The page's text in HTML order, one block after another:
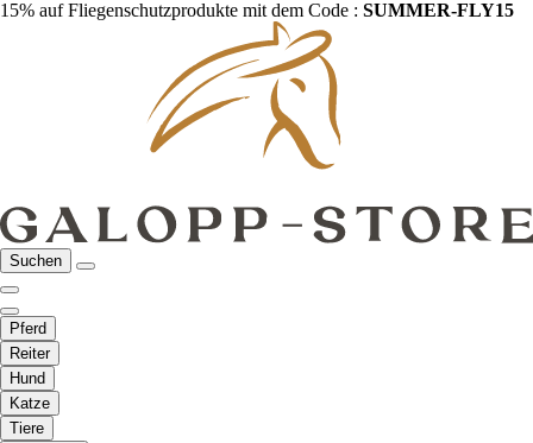
15% auf Fliegenschutzprodukte mit dem Code : SUMMER-FLY15
Suchen
Pferd
Reiter
Hund
Katze
Tiere